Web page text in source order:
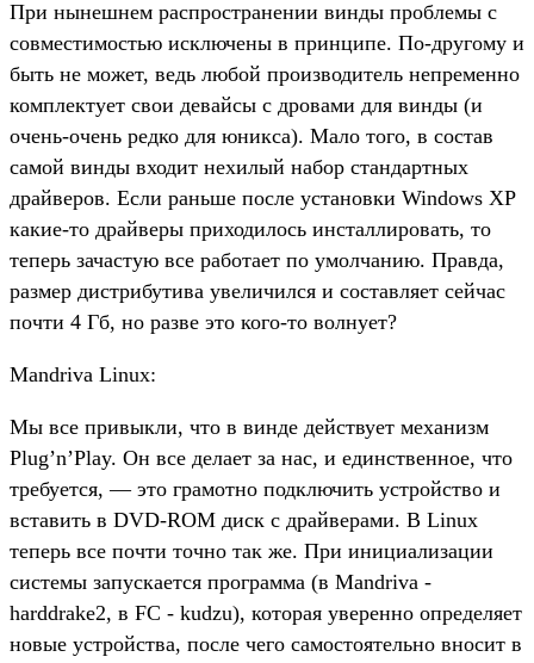
При нынешнем распространении винды проблемы с
совместимостью исключены в принципе. По-другому и
быть не может, ведь любой производитель непременно
комплектует свои девайсы с дровами для винды (и
очень-очень редко для юникса). Мало того, в состав
самой винды входит нехилый набор стандартных
драйверов. Если раньше после установки Windows XP
какие-то драйверы приходилось инсталлировать, то
теперь зачастую все работает по умолчанию. Правда,
размер дистрибутива увеличился и составляет сейчас
почти 4 Гб, но разве это кого-то волнует?
Mandriva Linux:
Мы все привыкли, что в винде действует механизм
Plug’n’Play. Он все делает за нас, и единственное, что
требуется, — это грамотно подключить устройство и
вставить в DVD-ROM диск с драйверами. В Linux
теперь все почти точно так же. При инициализации
системы запускается программа (в Mandriva -
harddrake2, в FC - kudzu), которая уверенно определяет
новые устройства, после чего самостоятельно вносит в